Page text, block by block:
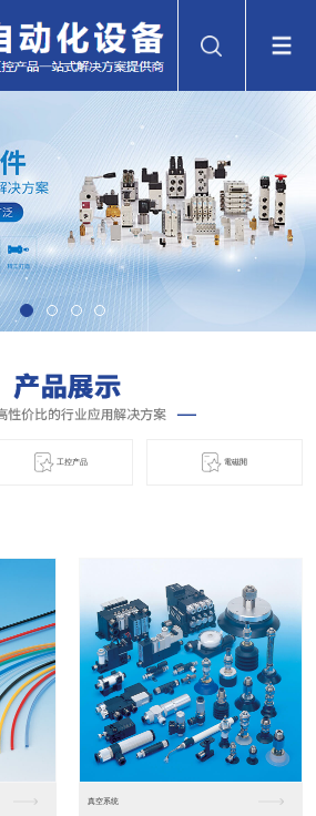
工控产品 電磁閞
进口松下PLC